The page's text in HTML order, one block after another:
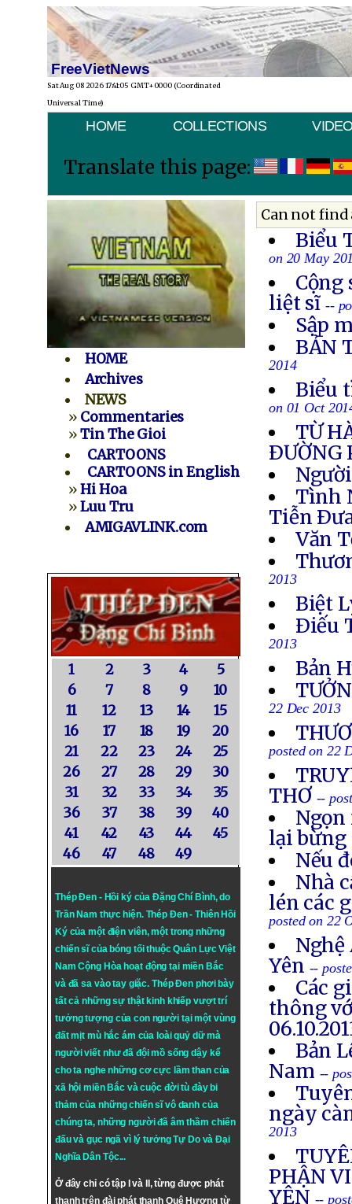
FreeVietNews
Sat Aug 08 2026 17:41:05 GMT+0000 (Coordinated
Universal Time)
HOME COLLECTIONS
Translate this page:
HOME
Archives
NEWS
» Commentaries
»Tin The Gioi
CARTOONS
CARTOONS in English
»Hi Hoa
»Luu Tru
AMIGAVLINK.com
1 2 3 4
5
6
7 8 9
10
11
12 13 14
15
16
17 18 19
20
21
22 23 24
25
26
27 28 29
30
31
32 33 34
35
36
37 38 39
40
41
42 43 44
45
46
47 48 49
Thép Đen - Hồi ký của Đặng Chí Bình, do
Trần Nam thực hiện. Thép Đen- Thiên Hồi
Ký của một điện viên, một trong những
chiến sĩ của bóng tối thuộc Quân Lực Việt
Nam Cộng Hòa hoạt động tại miền Bắc
và đã sa vào tay giặc. Thép Đen phơi bày
tất cả những sự thật kinh khiếp vượt trí
tưởng tượng của con người tại một vùng
đất mịt mù hắc ám của loài quỷ dữ mà
người viết như đã đội mồ sống dậy kể
cho ta nghe những cơ cực lầm than của
xã hội miền Bắc và cuộc đời tù đày bi
thảm của những chiến sĩ vô danh của
chúng ta, những người đã âm thầm chiến
đấu và gục ngã vì lý tưởngTự DovàĐại
Nghĩa Dân Tộc...
Ở đây chỉ có tập I và II, từng được phát
thanh trên đài phát thanh Quê Hương từ
Can not
Biểu
on 20 May
Cộng
liệt sĩ --
Sập
BẢN
2014
Biểu
on 01 Oct
TỪ
ÐƯỜNG
Tình
Tiễn
Văn
2013
Biệt
Ðiếu
2013
Bản
22 Dec 2013
posted on 22
THƠ --
lại bừng
Nếu
Nhà
lén các
posted on 22
Nghệ
Yên --
Các
thông
Bản
Nam --
ngày
2013
PHẬN
YÊN --